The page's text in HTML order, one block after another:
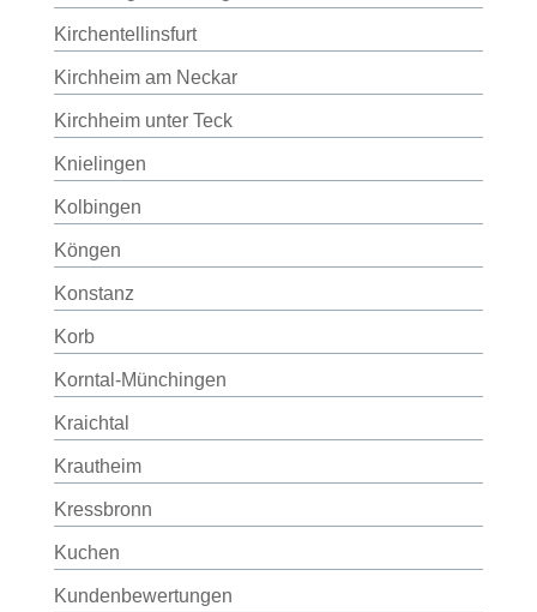
Kirchentellinsfurt
Kirchheim am Neckar
Kirchheim unter Teck
Knielingen
Kolbingen
Köngen
Konstanz
Korb
Korntal-Münchingen
Kraichtal
Krautheim
Kressbronn
Kuchen
Kundenbewertungen